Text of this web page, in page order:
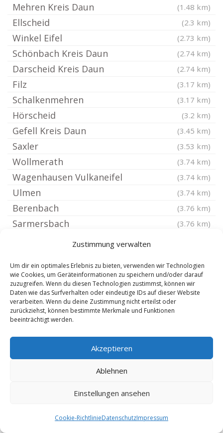
Zustimmung verwalten
Um dir ein optimales Erlebnis zu bieten, verwenden wir Technologien
wie Cookies, um Geräteinformationen zu speichern und/oder darauf
zuzugreifen. Wenn du diesen Technologien zustimmst, können wir
Daten wie das Surfverhalten oder eindeutige IDs auf dieser Website
verarbeiten. Wenn du deine Zustimmung nicht erteilst oder
zurückziehst, können bestimmte Merkmale und Funktionen
beeinträchtigt werden.
Akzeptieren
Ablehnen
Einstellungen ansehen
Cookie-RichtlinieDatenschutzImpressum
Mehren Kreis Daun (1.48 km)
Ellscheid (2.3 km)
Winkel Eifel (2.73 km)
Schönbach Kreis Daun (2.74 km)
Darscheid Kreis Daun (2.74 km)
Filz (3.17 km)
Schalkenmehren (3.17 km)
Hörscheid (3.2 km)
Gefell Kreis Daun (3.45 km)
Saxler (3.53 km)
Wollmerath (3.74 km)
Wagenhausen Vulkaneifel (3.74 km)
Ulmen (3.74 km)
Berenbach (3.76 km)
Sarmersbach (3.76 km)
Immerath Kreis Daun
Daun (3.86 km)
Nerdlen (4.1 km)
Vulkaneifel
Brockscheid
Katzwinkel Eifel
Gillenbeuren